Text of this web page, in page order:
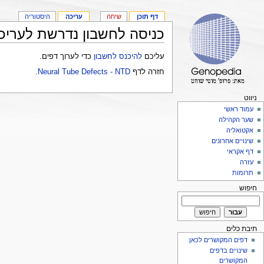
כניסה לחשבון נדרשת
עליכם להיכנס לחשבון כדי לערוך דפים.
חזרה לדף Neural Tube Defects - NTD
דף תוכן שיחה עריכה היסטוריה
ניווט
עמוד ראשי
שער הקהילה
אקטואליה
שינויים אחרונים
דף אקראי
עזרה
תרומות
חיפוש
תיבת כלים
דפים המקושרים לכאן
שינויים בדפים
המקושרים